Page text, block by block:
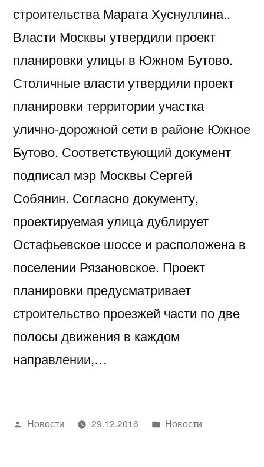
строительства Марата Хуснуллина..
Власти Москвы утвердили проект
планировки улицы в Южном Бутово.
Столичные власти утвердили проект
планировки территории участка
улично-дорожной сети в районе Южное
Бутово. Соответствующий документ
подписал мэр Москвы Сергей
Собянин. Согласно документу,
проектируемая улица дублирует
Остафьевское шоссе и расположена в
поселении Рязановское. Проект
планировки предусматривает
строительство проезжей части по две
полосы движения в каждом
направлении,…
Написано
Новости 29.12.2016
Написано
Новости